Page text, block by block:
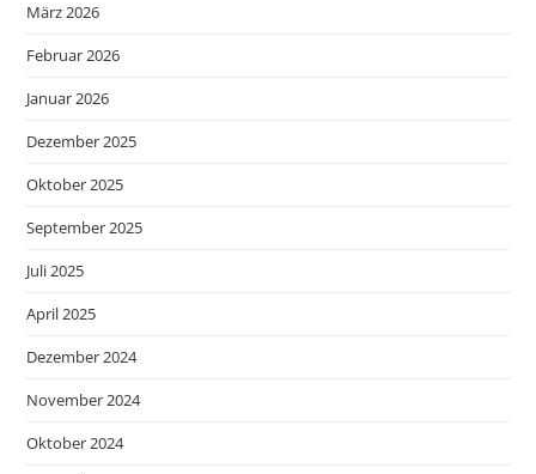
März 2026
Februar 2026
Januar 2026
Dezember 2025
Oktober 2025
September 2025
Juli 2025
April 2025
Dezember 2024
November 2024
Oktober 2024